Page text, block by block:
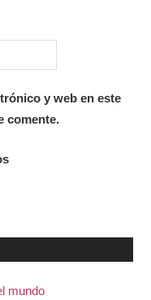
y web en este
comente.